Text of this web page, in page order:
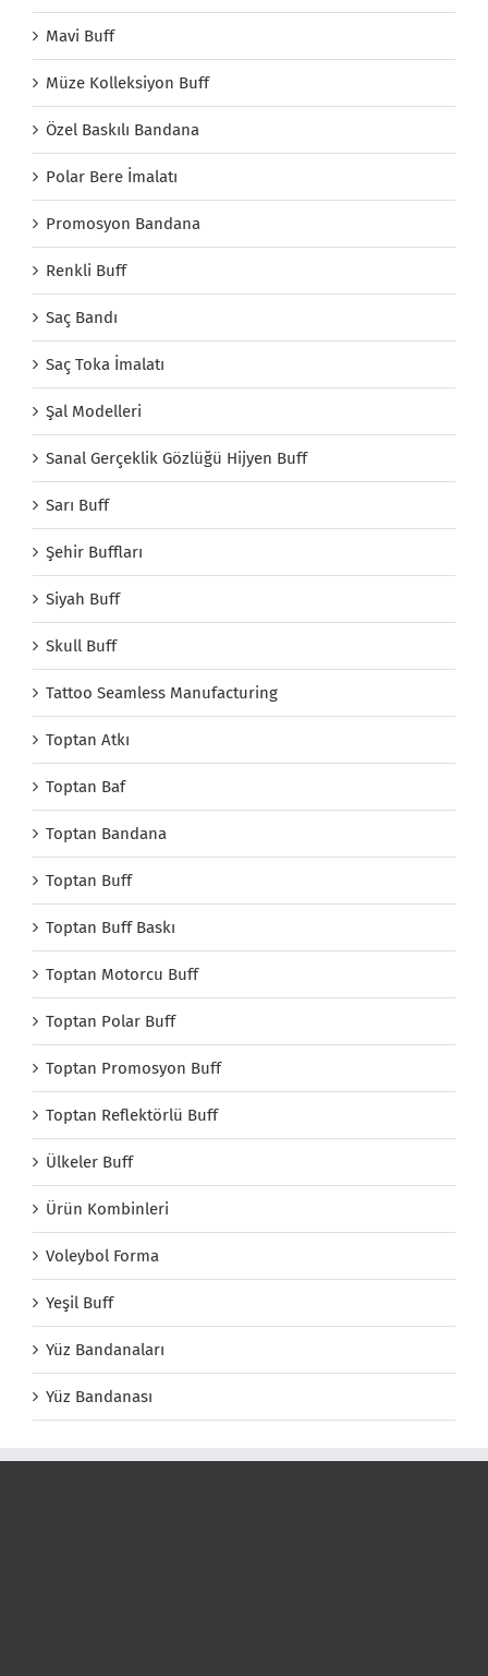
Mavi Buff
Müze Kolleksiyon Buff
Özel Baskılı Bandana
Polar Bere İmalatı
Promosyon Bandana
Renkli Buff
Saç Bandı
Saç Toka İmalatı
Şal Modelleri
Sanal Gerçeklik Gözlüğü Hijyen Buff
Sarı Buff
Şehir Buffları
Siyah Buff
Skull Buff
Tattoo Seamless Manufacturing
Toptan Atkı
Toptan Baf
Toptan Bandana
Toptan Buff
Toptan Buff Baskı
Toptan Motorcu Buff
Toptan Polar Buff
Toptan Promosyon Buff
Toptan Reflektörlü Buff
Ülkeler Buff
Ürün Kombinleri
Voleybol Forma
Yeşil Buff
Yüz Bandanaları
Yüz Bandanası